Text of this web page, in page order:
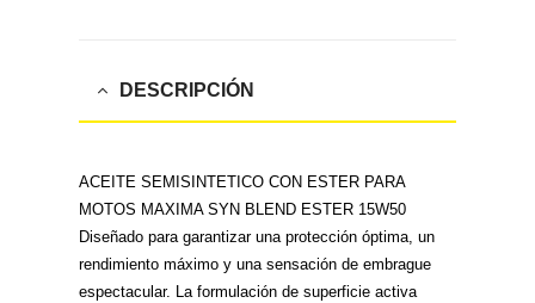
DESCRIPCIÓN
ACEITE SEMISINTETICO CON ESTER PARA
MOTOS MAXIMA SYN BLEND ESTER 15W50
Diseñado para garantizar una protección óptima, un
rendimiento máximo y una sensación de embrague
espectacular. La formulación de superficie activa